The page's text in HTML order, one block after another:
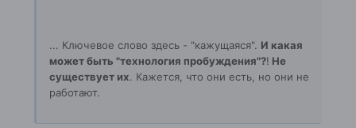
... Ключевое слово здесь - "кажущаяся". И какая
может быть "технология пробуждения"?! Не
существует их. Кажется, что они есть, но они не
работают.